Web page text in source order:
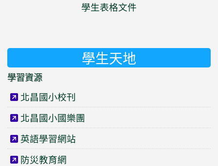
學生表格文件
學生天地
學習資源
北昌國小校刊
北昌國小國樂團
英語學習網站
防災教育網